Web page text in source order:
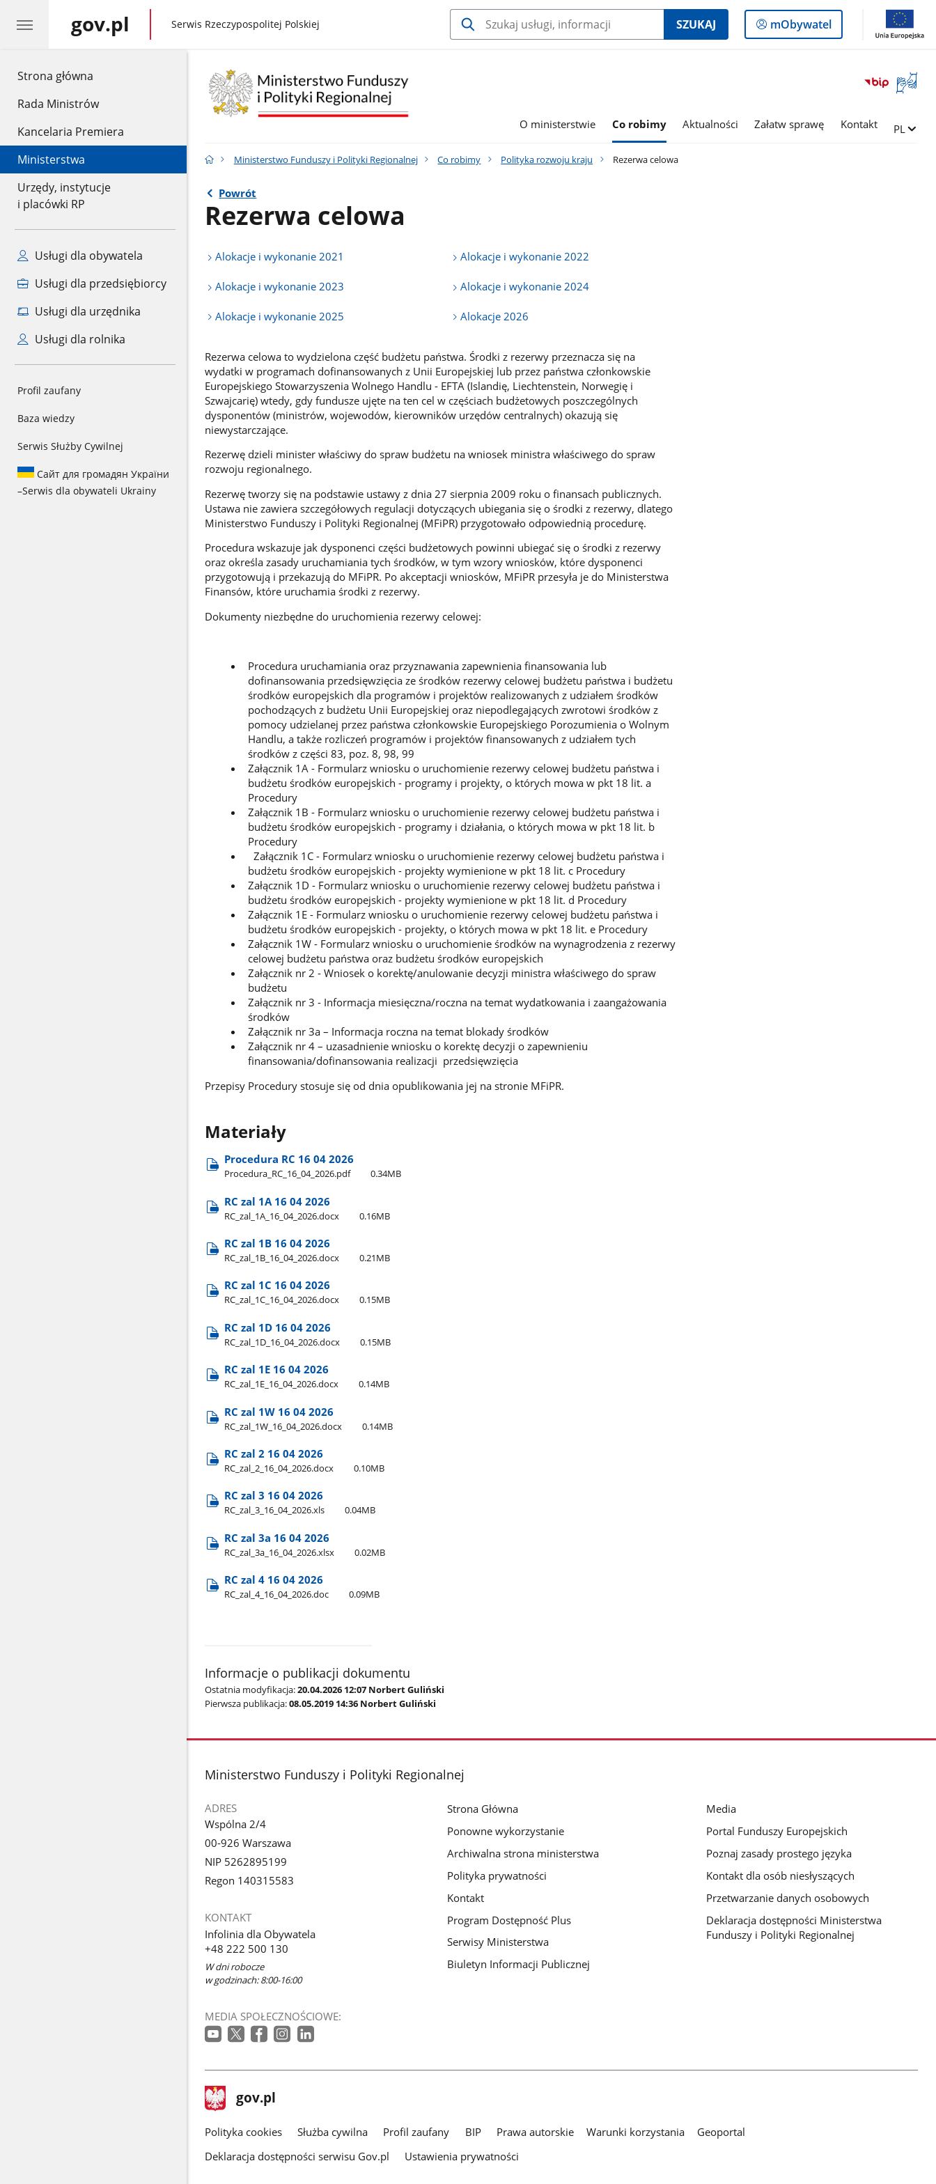
Strona główna
Rada Ministrów
Kancelaria Premiera
Ministerstwa
Urzędy, instytucje
i placówki RP
Usługi dla obywatela
Usługi dla przedsiębiorcy
Usługi dla urzędnika
Usługi dla rolnika
Profil zaufany
Baza wiedzy
Serwis Służby Cywilnej
Сайт для громадян України
–Serwis dla obywateli Ukrainy
gov.pl gov.pl
Serwis Rzeczypospolitej Polskiej SZUKAJ
Logowanie
do
mObywatel
Otwórz
okno
języka
O ministerstwie Co robimy Aktualności Załatw sprawę Kontakt Zmień
PL
Ministerstwo Funduszy i Polityki Regionalnej Co robimy Polityka rozwoju kraju Rezerwa celowa
Powrót
Rezerwa celowa
Alokacje i wykonanie 2021 Alokacje i wykonanie 2022
Alokacje i wykonanie 2023 Alokacje i wykonanie 2024
Alokacje i wykonanie 2025 Alokacje 2026
Rezerwa celowa to wydzielona część budżetu państwa. Środki z rezerwy przeznacza się na
wydatki w programach dofinansowanych z Unii Europejskiej lub przez państwa członkowskie
Europejskiego Stowarzyszenia Wolnego Handlu - EFTA (Islandię, Liechtenstein, Norwegię i
Szwajcarię) wtedy, gdy fundusze ujęte na ten cel w częściach budżetowych poszczególnych
dysponentów (ministrów, wojewodów, kierowników urzędów centralnych) okazują się
niewystarczające.
Rezerwę dzieli minister właściwy do spraw budżetu na wniosek ministra właściwego do spraw
rozwoju regionalnego.
Rezerwę tworzy się na podstawie ustawy z dnia 27 sierpnia 2009 roku o finansach publicznych.
Ustawa nie zawiera szczegółowych regulacji dotyczących ubiegania się o środki z rezerwy, dlatego
Ministerstwo Funduszy i Polityki Regionalnej (MFiPR) przygotowało odpowiednią procedurę.
Procedura wskazuje jak dysponenci części budżetowych powinni ubiegać się o środki z rezerwy
oraz określa zasady uruchamiania tych środków, w tym wzory wniosków, które dysponenci
przygotowują i przekazują do MFiPR. Po akceptacji wniosków, MFiPR przesyła je do Ministerstwa
Finansów, które uruchamia środki z rezerwy.
Dokumenty niezbędne do uruchomienia rezerwy celowej:
Procedura uruchamiania oraz przyznawania zapewnienia finansowania lub
dofinansowania przedsięwzięcia ze środków rezerwy celowej budżetu państwa i budżetu
środków europejskich dla programów i projektów realizowanych z udziałem środków
pochodzących z budżetu Unii Europejskiej oraz niepodlegających zwrotowi środków z
pomocy udzielanej przez państwa członkowskie Europejskiego Porozumienia o Wolnym
Handlu, a także rozliczeń programów i projektów finansowanych z udziałem tych
środków z części 83, poz. 8, 98, 99
Załącznik 1A - Formularz wniosku o uruchomienie rezerwy celowej budżetu państwa i
budżetu środków europejskich - programy i projekty, o których mowa w pkt 18 lit. a
Procedury
Załącznik 1B - Formularz wniosku o uruchomienie rezerwy celowej budżetu państwa i
budżetu środków europejskich - programy i działania, o których mowa w pkt 18 lit. b
Procedury
Załącznik 1C - Formularz wniosku o uruchomienie rezerwy celowej budżetu państwa i
budżetu środków europejskich - projekty wymienione w pkt 18 lit. c Procedury
Załącznik 1D - Formularz wniosku o uruchomienie rezerwy celowej budżetu państwa i
budżetu środków europejskich - projekty wymienione w pkt 18 lit. d Procedury
Załącznik 1E - Formularz wniosku o uruchomienie rezerwy celowej budżetu państwa i
budżetu środków europejskich - projekty, o których mowa w pkt 18 lit. e Procedury
Załącznik 1W - Formularz wniosku o uruchomienie środków na wynagrodzenia z rezerwy
celowej budżetu państwa oraz budżetu środków europejskich
Załącznik nr 2 - Wniosek o korektę/anulowanie decyzji ministra właściwego do spraw
budżetu
Załącznik nr 3 - Informacja miesięczna/roczna na temat wydatkowania i zaangażowania
środków
Załącznik nr 3a – Informacja roczna na temat blokady środków
Załącznik nr 4 – uzasadnienie wniosku o korektę decyzji o zapewnieniu
finansowania/dofinansowania realizacji przedsięwzięcia
Przepisy Procedury stosuje się od dnia opublikowania jej na stronie MFiPR.
Materiały
Procedura RC 16 04 2026
Procedura​_RC​_16​_04​_2026.pdf 0.34MB
RC zal 1A 16 04 2026
RC​_zal​_1A​_16​_04​_2026.docx 0.16MB
RC zal 1B 16 04 2026
RC​_zal​_1B​_16​_04​_2026.docx 0.21MB
RC zal 1C 16 04 2026
RC​_zal​_1C​_16​_04​_2026.docx 0.15MB
RC zal 1D 16 04 2026
RC​_zal​_1D​_16​_04​_2026.docx 0.15MB
RC zal 1E 16 04 2026
RC​_zal​_1E​_16​_04​_2026.docx 0.14MB
RC zal 1W 16 04 2026
RC​_zal​_1W​_16​_04​_2026.docx 0.14MB
RC zal 2 16 04 2026
RC​_zal​_2​_16​_04​_2026.docx 0.10MB
RC zal 3 16 04 2026
RC​_zal​_3​_16​_04​_2026.xls 0.04MB
RC zal 3a 16 04 2026
RC​_zal​_3a​_16​_04​_2026.xlsx 0.02MB
RC zal 4 16 04 2026
RC​_zal​_4​_16​_04​_2026.doc 0.09MB
Informacje o publikacji dokumentu
Ostatnia modyfikacja:20.04.2026 12:07 Norbert Guliński
Pierwsza publikacja:08.05.2019 14:36 Norbert Guliński
stopka
Ministerstwo Funduszy i Polityki Regionalnej
ADRES
Wspólna 2/4
00-926 Warszawa
NIP 5262895199
Regon 140315583
KONTAKT
Infolinia dla Obywatela
+48 222 500 130
W dni robocze
w godzinach: 8:00-16:00
MEDIA SPOŁECZNOŚCIOWE:
Strona Główna
Ponowne wykorzystanie
Archiwalna strona ministerstwa
Polityka prywatności
Kontakt
Program Dostępność Plus
Serwisy Ministerstwa
Biuletyn Informacji Publicznej
Media
Portal Funduszy Europejskich
Poznaj zasady prostego języka
Kontakt dla osób niesłyszących
Przetwarzanie danych osobowych
Deklaracja dostępności Ministerstwa
Funduszy i Polityki Regionalnej
stopka
gov.pl Strona
gov.pl
gov.pl
Polityka cookies Służba cywilna Profil zaufany BIP Prawa autorskie Warunki korzystania
Geoportal
Deklaracja dostępności serwisu Gov.pl
Ustawienia prywatności